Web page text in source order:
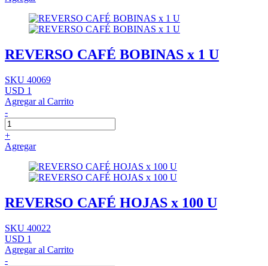
REVERSO CAFÉ BOBINAS x 1 U
SKU 40069
USD 1
Agregar al Carrito
-
+
Agregar
REVERSO CAFÉ HOJAS x 100 U
SKU 40022
USD 1
Agregar al Carrito
-